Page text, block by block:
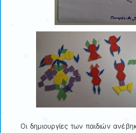
Οι δημιουργίες των παιδιών